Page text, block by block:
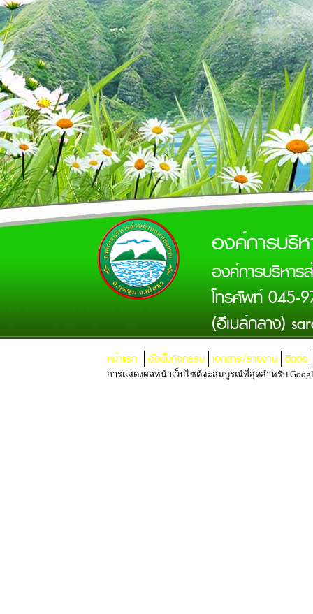
องค์การบริ
องค์การบริหา
โทรศัพท์ 045-
(อีเมล์กลาง)
หน้าแรก อัลบั้มกิจกรรม เอกสาร/รายงาน ติดต่อ
การแสดงผลหน้าเว็บไซต์จะสมบูรณ์ที่สุดสำหรับ